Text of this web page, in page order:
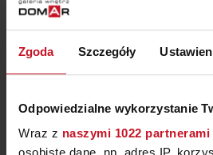
Zgoda Szczegóły
Odpowiedzialne wykorzystanie
Wraz z naszymi 1022 partnerami